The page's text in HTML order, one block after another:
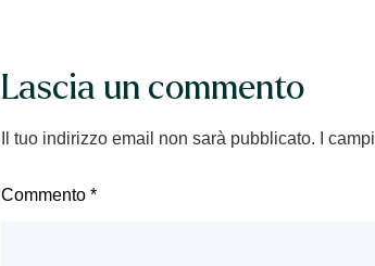
Lascia un commento
Il tuo indirizzo email non sarà pubblicato. I
Commento *